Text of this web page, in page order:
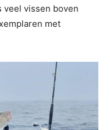
veel vissen boven
met